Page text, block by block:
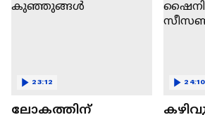
ലോകത്തിന്
23:12 24:10